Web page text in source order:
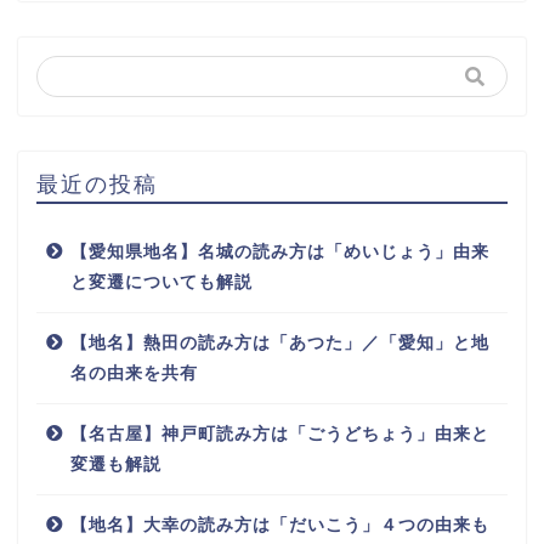
最近の投稿
【愛知県地名】名城の読み方は「めいじょう」由来
と変遷についても解説
【地名】熱田の読み方は「あつた」／「愛知」と地
名の由来を共有
【名古屋】神戸町読み方は「ごうどちょう」由来と
変遷も解説
【地名】大幸の読み方は「だいこう」４つの由来も